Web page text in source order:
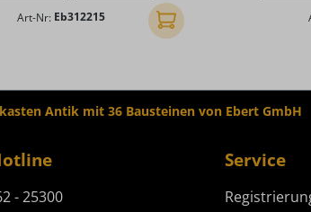
Art-Nr: Eb312215 In den Warenkorb
Antik mit 36 Bausteinen von Ebert GmbH
- 25300
Service